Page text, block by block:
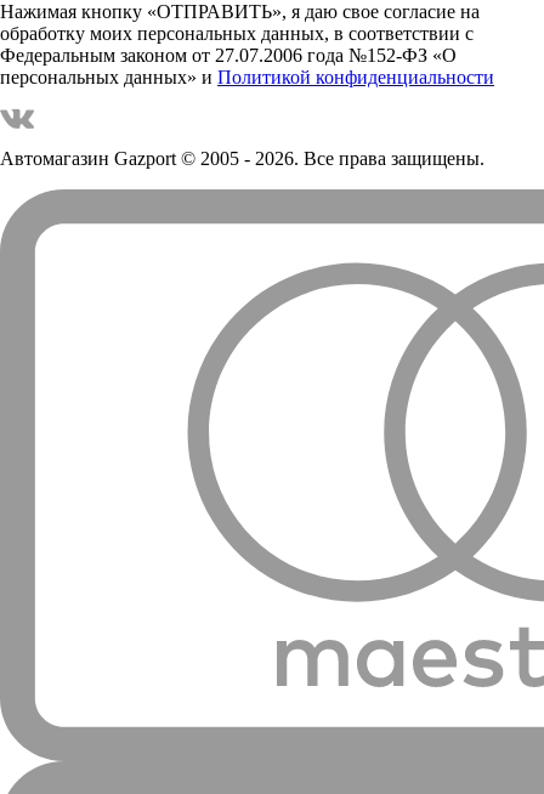
Нажимая кнопку «ОТПРАВИТЬ», я даю свое согласие на
обработку моих персональных данных, в соответствии с
Федеральным законом от 27.07.2006 года №152-ФЗ «О
персональных данных» и Политикой конфиденциальности
Автомагазин Gazport© 2005 - 2026. Все права защищены.